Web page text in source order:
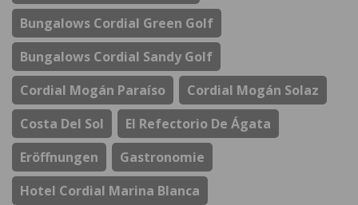
Bungalows Cordial Green Golf
Bungalows Cordial Sandy Golf
Cordial Mogán Paraíso
Cordial Mogán Solaz
Costa Del Sol
El Refectorio De Ágata
Eröffnungen
Gastronomie
Hotel Cordial Marina Blanca